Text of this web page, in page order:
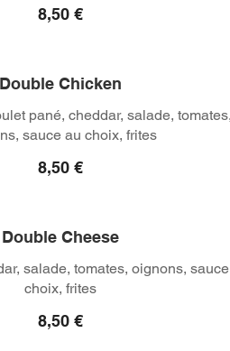
8,50 €
Double Chicken
pané, cheddar, salade,
sauce au choix, frites
8,50 €
Double Cheese
salade, tomates, oignons,
choix, frites
8,50 €